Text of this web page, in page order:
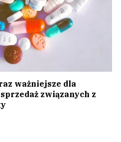
ważniejsze dla
związanych z